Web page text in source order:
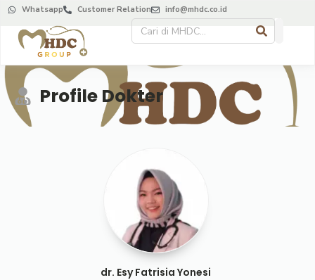
Whatsapp Customer Relation info@mhdc.co.id
Profile Dokter
dr. Esy Fatrisia Yonesi